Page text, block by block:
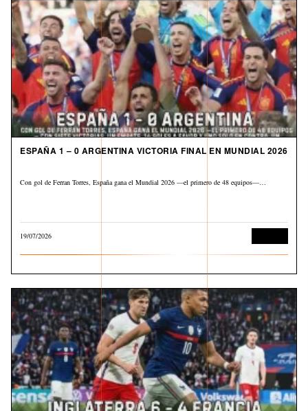
ESPAÑA 1 – 0 ARGENTINA VICTORIA FINAL EN MUNDIAL 2026
Con gol de Ferran Torres, España gana el Mundial 2026 —el primero de 48 equipos—…
19/07/2026